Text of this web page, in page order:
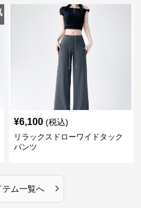
¥6,100 (税込)
リラックスドローワイドタック
パンツ
テム一覧へ ›